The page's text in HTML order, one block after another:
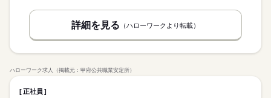
詳細を見る （ハローワークより転載）
ハローワーク求人（掲載元：甲府公共職業安定所）
正社員